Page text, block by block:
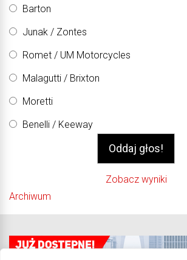
Barton
Junak / Zontes
Romet / UM Motorcycles
Malagutti / Brixton
Moretti
Benelli / Keeway
Zobacz wyniki
Archiwum